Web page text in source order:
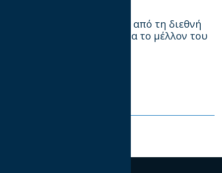
Μια συζήτηση με insights από τη διεθνή
και την ελληνική αγορά για το μέλλον του